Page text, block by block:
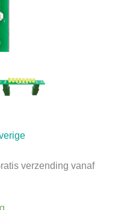
verzending vanaf